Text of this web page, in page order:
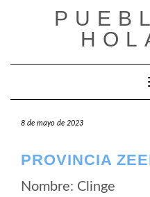
8 de mayo de 2023
PROVINCIA
Nombre: Clinge